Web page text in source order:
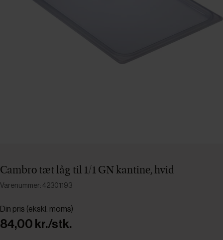
Cambro tæt låg til 1/1 GN kantine, hvid
Varenummer: 42301193
Din pris (ekskl. moms)
84,00 kr./stk.